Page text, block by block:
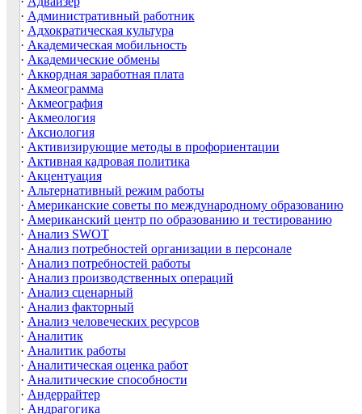
· Административный работник
· Адхократическая культура
· Академическая мобильность
· Академические обмены
· Аккордная заработная плата
· Акмеограмма
· Акмеография
· Акмеология
· Аксиология
· Активизирующие методы в профориентации
· Активная кадровая политика
· Акцентуация
· Альтернативный режим работы
· Американские советы по международному образованию
· Американский центр по образованию и тестированию
· Анализ SWOT
· Анализ потребностей организации в персонале
· Анализ потребностей работы
· Анализ производственных операций
· Анализ сценарный
· Анализ факторный
· Анализ человеческих ресурсов
· Аналитик
· Аналитик работы
· Аналитическая оценка работ
· Аналитические способности
· Андеррайтер
· Андрагогика